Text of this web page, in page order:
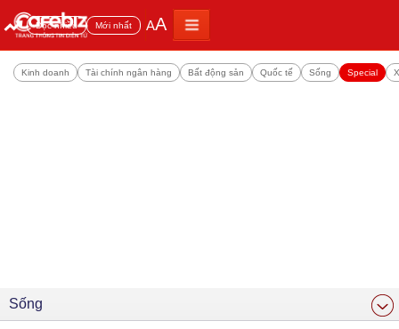
Đọc nhiều Mới nhất AA
Kinh doanh Tài chính ngân hàng Bất động sản Quốc tế Sống Special
Sống